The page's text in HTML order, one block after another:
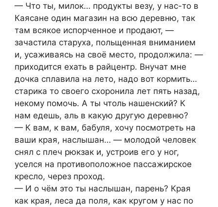
— Что ты, милок… продукты везу, у нас-то в
Каясане один магазин на всю деревню, так
там всякое испорченное и продают, —
зачастила старуха, польщенная вниманием
и, усаживаясь на своё место, продолжила: —
приходится ехать в райцентр. Внучат мне
дочка сплавила на лето, надо вот кормить…
старика то своего схоронила лет пять назад,
некому помочь. А ты чтоль нашенский? К
нам едешь, аль в какую другую деревню?
— К вам, к вам, бабуля, хочу посмотреть на
ваши края, наслышан… — молодой человек
снял с плеч рюкзак и, устроив его у ног,
уселся на противоположное пассажирское
кресло, через проход.
— И о чём это ты наслышан, парень? Края
как края, леса да поля, как кругом у нас по